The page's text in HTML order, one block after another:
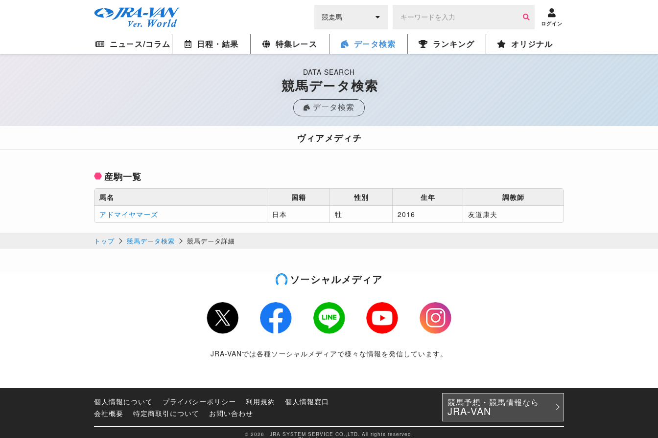
ログイン
ニュース/コラム 日程・結果 特集レース データ検索 ランキング オリジナル
DATA SEARCH
競馬データ検索
データ検索
ヴィアメディチ
産駒一覧
馬名 国籍 性別 生年
調教師
アドマイヤマーズ
日本 牡 2016 友道康夫
トップ 競馬データ検索 競馬データ詳細
ソーシャルメディア
Twitter LINE Youtube
Instagram
JRA-VANでは各種ソーシャルメディアで様々な情報を発信しています。
個人情報について プライバシーポリシー 利用規約
個人情報窓口
会社概要
特定商取引について お問い合わせ
競馬予想・競馬情報なら
JRA-VAN
© 2026 JRA SYSTEM SERVICE CO.,LTD. All rights reserved.